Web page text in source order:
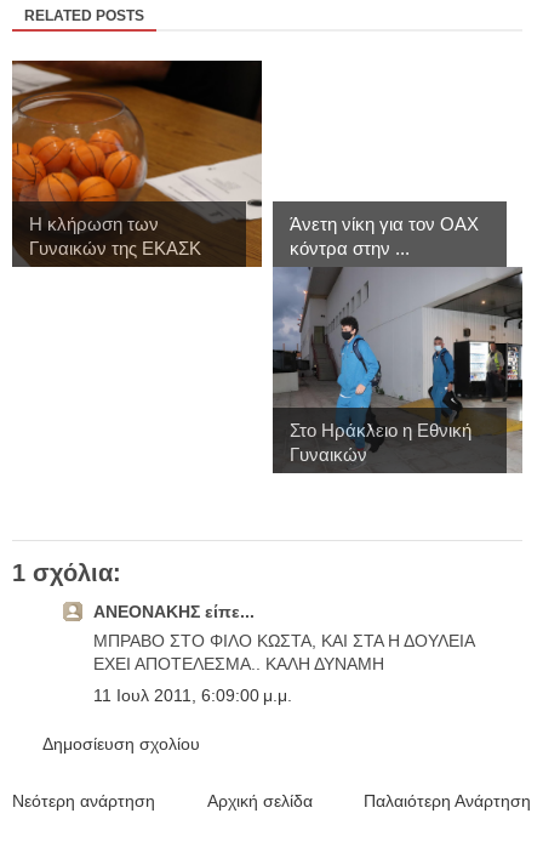
RELATED POSTS
Η κλήρωση των
Γυναικών της ΕΚΑΣΚ
γι...
Άνετη νίκη για τον ΟΑΧ
κόντρα στην ...
Στο Ηράκλειο η Εθνική
Γυναικών
1 σχόλια:
ΑΝΕΟΝΑΚΗΣ είπε...
ΜΠΡΑΒΟ ΣΤΟ ΦΙΛΟ ΚΩΣΤΑ, ΚΑΙ ΣΤΑ Η ΔΟΥΛΕΙΑ
ΕΧΕΙ ΑΠΟΤΕΛΕΣΜΑ.. ΚΑΛΗ ΔΥΝΑΜΗ
11 Ιουλ 2011, 6:09:00 μ.μ.
Δημοσίευση σχολίου
Νεότερη ανάρτηση Παλαιότερη Ανάρτηση
Αρχική σελίδα